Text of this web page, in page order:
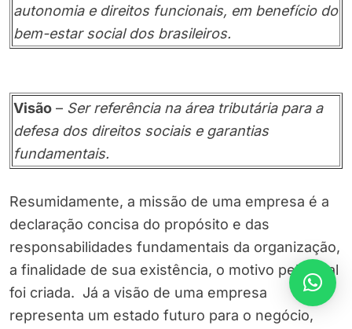
autonomia e direitos funcionais, em benefício do
bem-estar social dos brasileiros.
Visão – Ser referência na área tributária para a
defesa dos direitos sociais e garantias
fundamentais.
Resumidamente, a missão de uma empresa é a
declaração concisa do propósito e das
responsabilidades fundamentais da organização,
a finalidade de sua existência, o motivo pela qual
foi criada. Já a visão de uma empresa
representa um estado futuro para o negócio,